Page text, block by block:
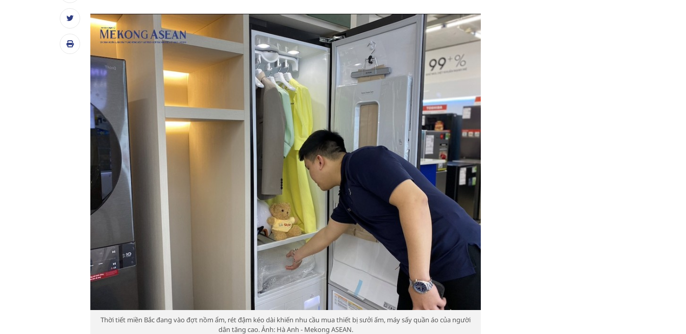
Thời tiết miền Bắc đang vào đợt nồm ẩm, rét đậm kéo dài khiến nhu cầu mua thiết bị sưởi ấm, máy sấy quần áo của người
dân tăng cao. Ảnh: Hà Anh - Mekong ASEAN.